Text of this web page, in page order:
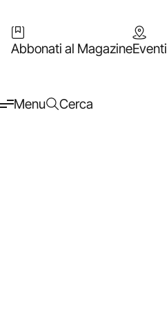
Abbonati al MagazineEventi
Menu Cerca